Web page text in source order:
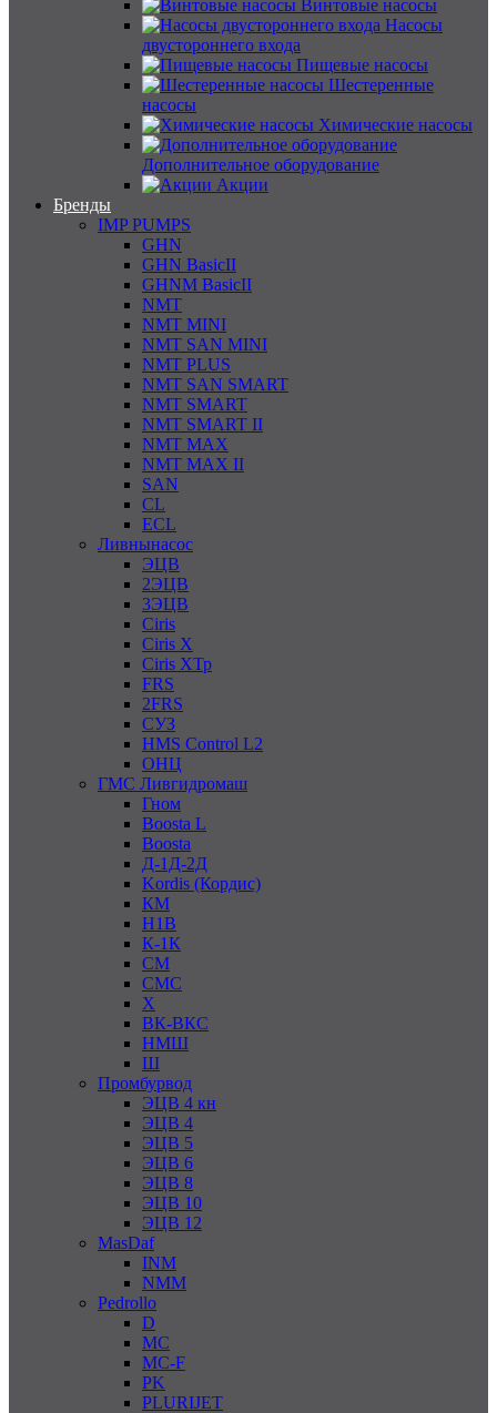
Винтовые насосы
Насосы
двустороннего входа
Пищевые насосы
Шестеренные
насосы
Химические насосы
Дополнительное оборудование
Акции
Бренды
IMP PUMPS
GHN
GHN BasicII
GHNM BasicII
NMT
NMT MINI
NMT SAN MINI
NMT PLUS
NMT SAN SMART
NMT SMART
NMT SMART II
NMT MAX
NMT MAX II
SAN
CL
ECL
Ливнынасос
ЭЦВ
2ЭЦВ
3ЭЦВ
Ciris
Ciris X
Ciris ХТр
FRS
2FRS
СУЗ
HMS Control L2
ОНЦ
ГМС Ливгидромаш
Гном
Boosta L
Boosta
Д-1Д-2Д
Kordis (Кордис)
КМ
Н1В
К-1К
СМ
СМС
Х
ВК-ВКС
НМШ
Ш
Промбурвод
ЭЦВ 4 кн
ЭЦВ 4
ЭЦВ 5
ЭЦВ 6
ЭЦВ 8
ЭЦВ 10
ЭЦВ 12
MasDaf
INM
NMM
Pedrollo
D
MC
MC-F
PK
PLURIJET